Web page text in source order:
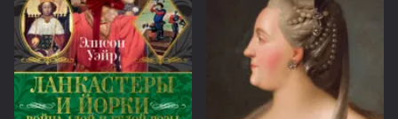
совпало с трагическими событиями в России,
безвозвратно изменившими жизнь ее граждан.